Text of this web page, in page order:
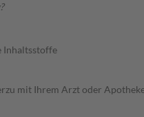
Inhaltsstoffe
mit Ihrem Arzt oder